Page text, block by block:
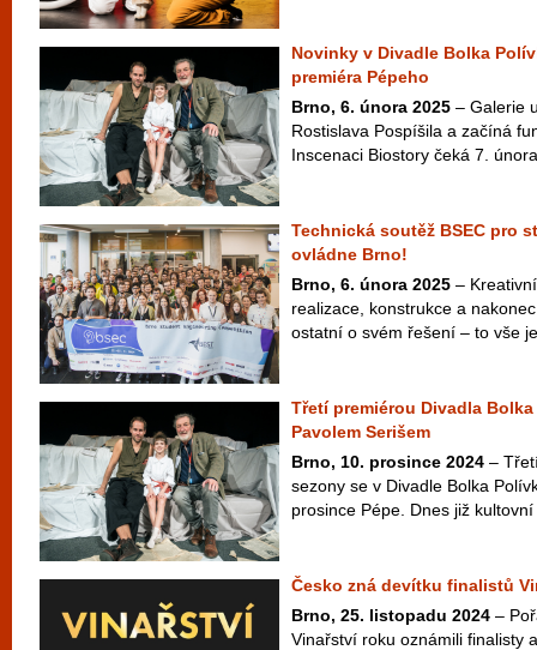
Novinky v Divadle Bolka
premiéra Pépeho
Brno, 6. února 2025 – Galerie
Rostislava Pospíšila a začíná
Inscenaci Biostory čeká 7.
Technická soutěž BSEC pro
ovládne Brno!
Brno, 6. února 2025 –
realizace, konstrukce a
ostatní o svém řešení – to vše
Třetí premiérou Divadla
Pavolem Serišem
Brno, 10. prosince 2024 –
sezony se v Divadle Bolka
prosince Pépe. Dnes již
Česko zná devítku finalistů
Brno, 25. listopadu 2024 –
Vinařství roku oznámili finalisty